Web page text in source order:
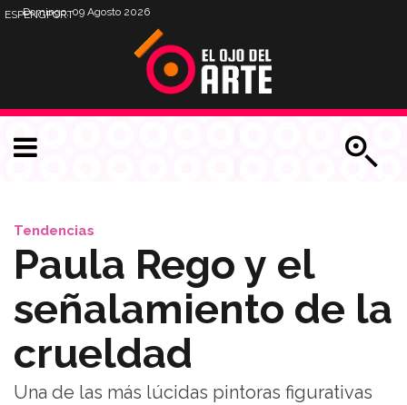
Domingo, 09 Agosto 2026
ESPENGPORT
Tendencias
Paula Rego y el
señalamiento de la
crueldad
Una de las más lúcidas pintoras figurativas